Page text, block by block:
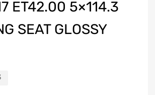
ET42.00 5×114.3
SEAT GLOSSY